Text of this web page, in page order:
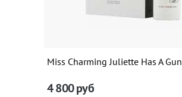
Miss Charming Juliette Has A Gun
4 800руб